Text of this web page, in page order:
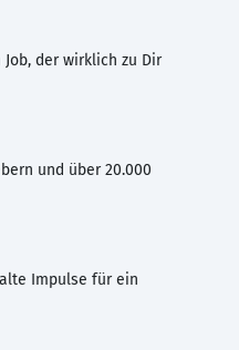
der wirklich zu Dir
und über 20.000
Impulse für ein